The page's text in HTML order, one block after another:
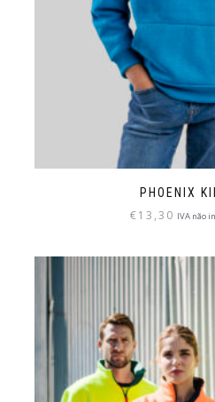
PHOENIX
€13,30 IVA não